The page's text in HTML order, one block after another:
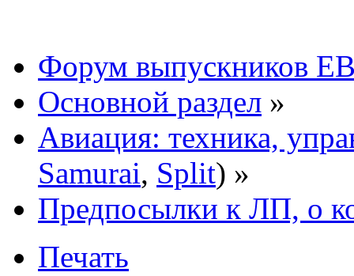
Форум выпускников
Основной раздел »
Авиация: техника,
Samurai, Split) »
Предпосылки к ЛП, о
Печать